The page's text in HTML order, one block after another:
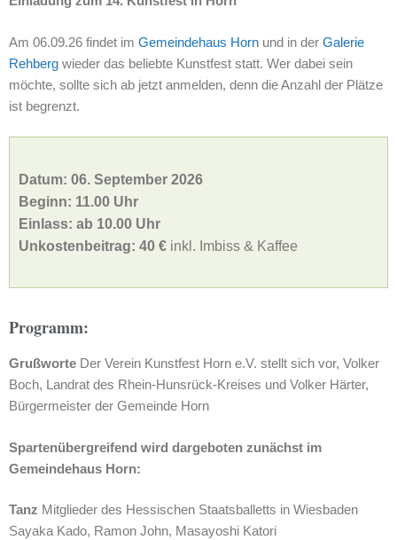
Am 06.09.26 findet im Gemeindehaus Horn und in der Galerie
Rehberg wieder das beliebte Kunstfest statt. Wer dabei sein
möchte, sollte sich ab jetzt anmelden, denn die Anzahl der Plätze
ist begrenzt.
Datum: 06. September 2026
Beginn: 11.00 Uhr
Einlass: ab 10.00 Uhr
Unkostenbeitrag: 40 € inkl. Imbiss & Kaffee
Programm:
Grußworte Der Verein Kunstfest Horn e.V. stellt sich vor, Volker
Boch, Landrat des Rhein-Hunsrück-Kreises und Volker Härter,
Bürgermeister der Gemeinde Horn
Spartenübergreifend wird dargeboten zunächst im
Gemeindehaus Horn:
Tanz Mitglieder des Hessischen Staatsballetts in Wiesbaden
Sayaka Kado, Ramon John, Masayoshi Katori